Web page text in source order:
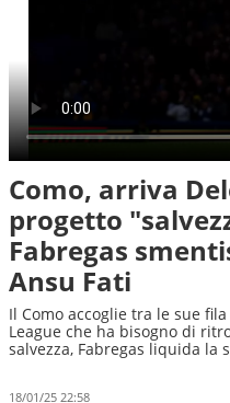
Como, arriva
progetto
Fabregas
Ansu Fati
Il Como accoglie tra le sue
League che ha bisogno di
salvezza, Fabregas liquida la
18/01/25 22:58